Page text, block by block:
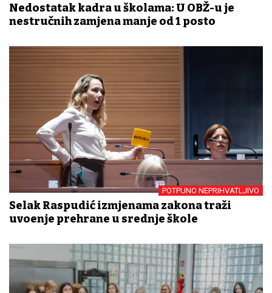
Nedostatak kadra u školama: U OBŽ-u je
nestručnih zamjena manje od 1 posto
POTPUNO NEPRIHVATLJIVO
Selak Raspudić izmjenama zakona traži
uvođenje prehrane u srednje škole